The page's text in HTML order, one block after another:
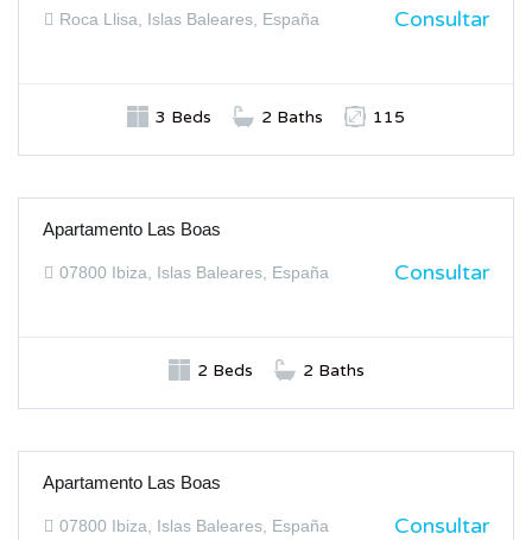
Roca Llisa, Islas Baleares, España Consultar
3 Beds 2 Baths 115
ALQUILER
Apartamento Las Boas
07800 Ibiza, Islas Baleares, España Consultar
2 Beds 2 Baths
ALQUILER
Apartamento Las Boas
07800 Ibiza, Islas Baleares, España Consultar